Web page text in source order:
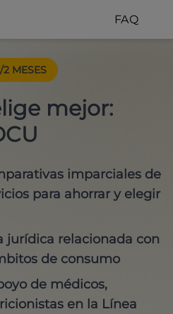
FAQ
MESES
mejor:
imparciales de
para ahorrar y elegir
jurídica relacionada con
de consumo
de médicos,
en la Línea